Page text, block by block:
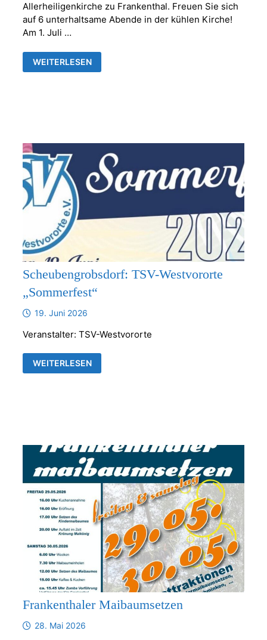
Allerheiligenkirche zu Frankenthal. Freuen Sie sich
auf 6 unterhaltsame Abende in der kühlen Kirche!
Am 1. Juli …
SOMMERKONZERTE
UND
BILDERAUSSTELLUNG
WEITERLESEN
Scheubengrobsdorf: TSV-Westvororte
„Sommerfest“
19. Juni 2026
Veranstalter: TSV-Westvororte
SCHEUBENGROBSDORF:
TSV-
WEITERLESEN
Frankenthaler Maibaumsetzen
28. Mai 2026